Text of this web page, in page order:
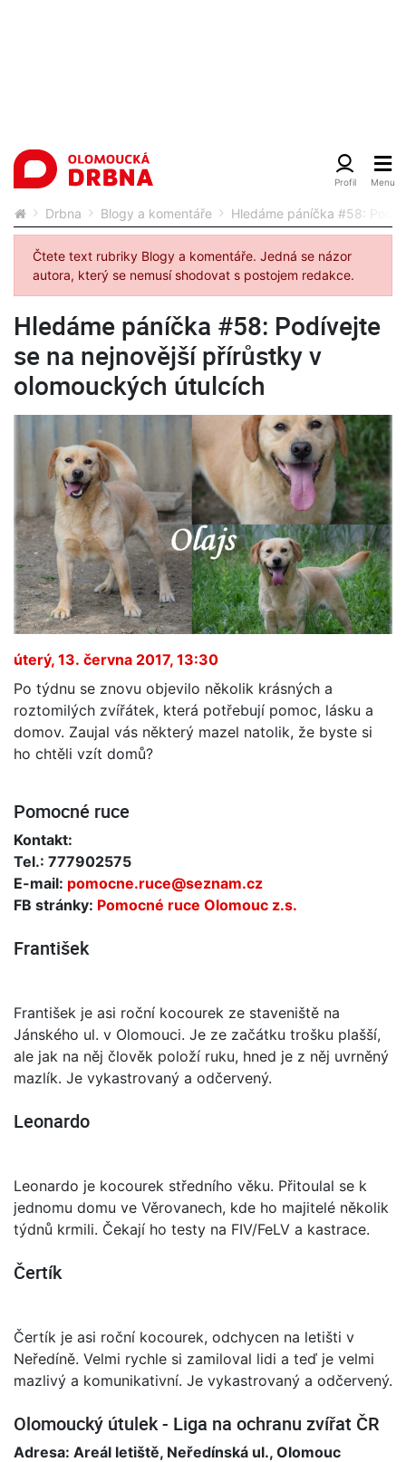
Drbna Blogy a komentáře Hledáme páníčka #58:
Čtete text rubriky Blogy a komentáře. Jedná se názor
autora, který se nemusí shodovat s postojem redakce.
Hledáme páníčka #58: Podívejte
se na nejnovější přírůstky v
olomouckých útulcích
úterý, 13. června 2017, 13:30
Po týdnu se znovu objevilo několik krásných a
roztomilých zvířátek, která potřebují pomoc, lásku a
domov. Zaujal vás některý mazel natolik, že byste si
ho chtěli vzít domů?
Pomocné ruce
Kontakt:
Tel.: 777902575
E-mail: pomocne.ruce@seznam.cz
FB stránky: Pomocné ruce Olomouc z.s.
František
František je asi roční kocourek ze staveniště na
Jánského ul. v Olomouci. Je ze začátku trošku plašší,
ale jak na něj člověk položí ruku, hned je z něj uvrněný
mazlík. Je vykastrovaný a odčervený.
Leonardo
Leonardo je kocourek středního věku. Přitoulal se k
jednomu domu ve Věrovanech, kde ho majitelé několik
týdnů krmili. Čekají ho testy na FIV/FeLV a kastrace.
Čertík
Čertík je asi roční kocourek, odchycen na letišti v
Neředíně. Velmi rychle si zamiloval lidi a teď je velmi
mazlivý a komunikativní. Je vykastrovaný a odčervený.
Olomoucký útulek - Liga na ochranu zvířat ČR
Adresa: Areál letiště, Neředínská ul., Olomouc